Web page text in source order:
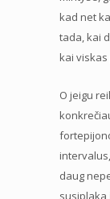
kad net
tada, kai
kai viskas
O jeigu
daug
susiplaka